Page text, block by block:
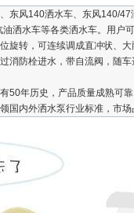
风140洒水车、东风140/47
洒水车等各类洒水车。用户
旋转，可连续调成直冲状、
消防栓进水，带自流阀，随
50年历史，产品质量成熟可
国内外洒水泵行业标准，市场